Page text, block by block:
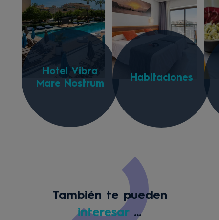
Hotel Vibra
Mare Nostrum
Habitaciones
También te pueden
interesar ...